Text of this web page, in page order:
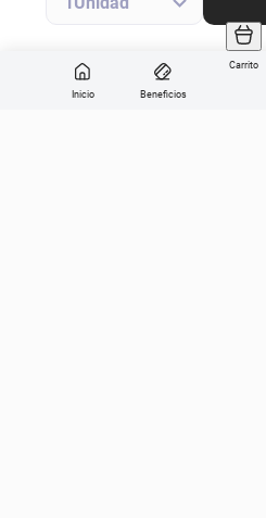
Inicio Beneficios
Carrito
Agregar